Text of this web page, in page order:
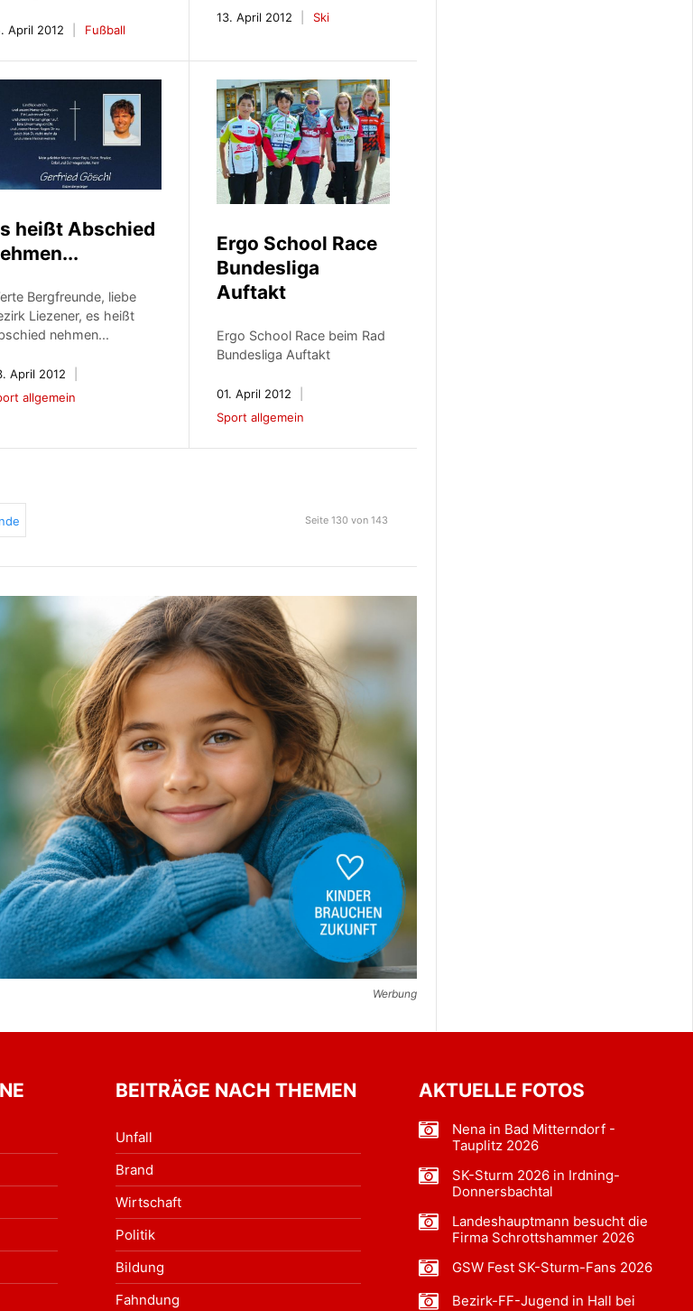
April 2012 Fußball
13. April 2012 Ski
heißt Abschied
Bergfreunde, liebe
Liezener, es heißt
nehmen...
April 2012
allgemein
Ergo School Race
Bundesliga
Auftakt
Ergo School Race beim Rad
Bundesliga Auftakt
01. April 2012
Sport allgemein
Seite 130 von 143
Werbung
BEITRÄGE NACH THEMEN
Unfall
Brand
Wirtschaft
Politik
Bildung
Fahndung
AKTUELLE FOTOS
Nena in Bad Mitterndorf -
Tauplitz 2026
SK-Sturm 2026 in Irdning-
Donnersbachtal
Landeshauptmann besucht die
Firma Schrottshammer 2026
GSW Fest SK-Sturm-Fans 2026
Bezirk-FF-Jugend in Hall bei